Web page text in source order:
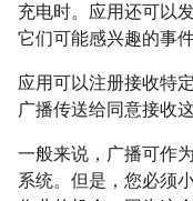
充电时。应用还可以
它们可能感兴趣的事
应用可以注册接收特
广播传送给同意接收
一般来说，广播可作
系统。但是，您必须